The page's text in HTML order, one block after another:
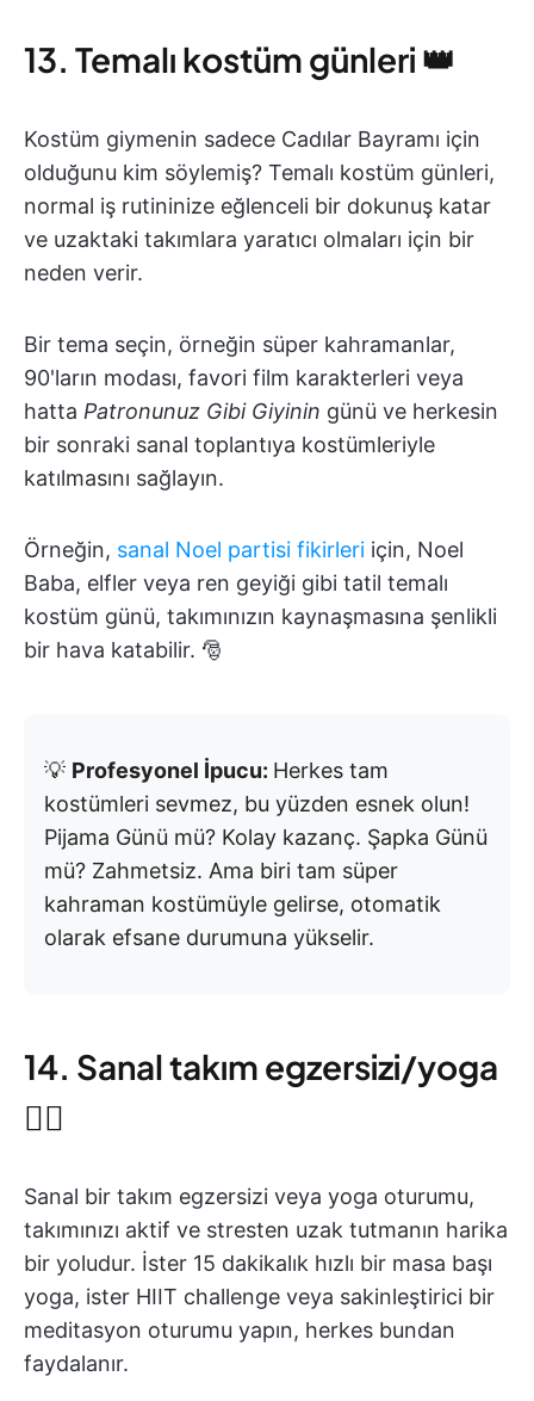
13. Temalı kostüm günleri 👑
Kostüm giymenin sadece Cadılar Bayramı için
olduğunu kim söylemiş? Temalı kostüm günleri,
normal iş rutininize eğlenceli bir dokunuş katar
ve uzaktaki takımlara yaratıcı olmaları için bir
neden verir.
Bir tema seçin, örneğin süper kahramanlar,
90'ların modası, favori film karakterleri veya
hatta Patronunuz Gibi Giyinin günü ve herkesin
bir sonraki sanal toplantıya kostümleriyle
katılmasını sağlayın.
Örneğin, sanal Noel partisi fikirleri için, Noel
Baba, elfler veya ren geyiği gibi tatil temalı
kostüm günü, takımınızın kaynaşmasına şenlikli
bir hava katabilir. 🎅
💡 Profesyonel İpucu: Herkes tam
kostümleri sevmez, bu yüzden esnek olun!
Pijama Günü mü? Kolay kazanç. Şapka Günü
mü? Zahmetsiz. Ama biri tam süper
kahraman kostümüyle gelirse, otomatik
olarak efsane durumuna yükselir.
14. Sanal takım egzersizi/yoga
🏋️‍♂️
Sanal bir takım egzersizi veya yoga oturumu,
takımınızı aktif ve stresten uzak tutmanın harika
bir yoludur. İster 15 dakikalık hızlı bir masa başı
yoga, ister HIIT challenge veya sakinleştirici bir
meditasyon oturumu yapın, herkes bundan
faydalanır.